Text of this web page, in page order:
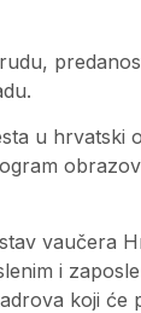
u hrvatski
vaučera
i
koji će